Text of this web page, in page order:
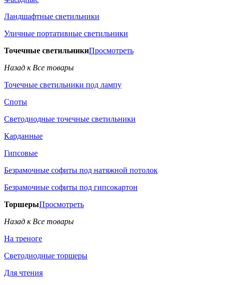
Ландшафтные светильники
Уличные портативные светильники
Точечные светильникиПросмотреть
Назад к Все товары
Точечные светильники под лампу
Споты
Светодиодные точечные светильники
Карданные
Гипсовые
Безрамочные софиты под натяжной потолок
Безрамочные софиты под гипсокартон
ТоршерыПросмотреть
Назад к Все товары
На треноге
Светодиодные торшеры
Для чтения